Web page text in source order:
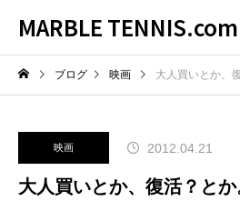
MARBLE TENNIS.com
ブログ 映画 大人買いとか、
映画 2012.04.21
大人買いとか、復活？とか